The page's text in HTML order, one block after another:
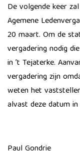
De volgende keer
Agemene
20 maart. Om de
vergadering nodig
in ’t Tejaterke.
vergadering zijn
weten het
alvast deze datum
Paul Gondrie